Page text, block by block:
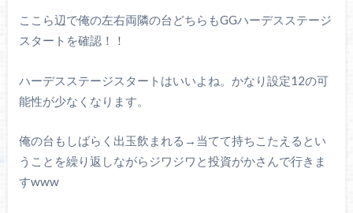
ここら辺で俺の左右両隣の台どちらもGGハーデスステージ
スタートを確認！！
ハーデスステージスタートはいいよね。かなり設定12の可
能性が少なくなります。
俺の台もしばらく出玉飲まれる→当てて持ちこたえるとい
うことを繰り返しながらジワジワと投資がかさんで行きま
すwww